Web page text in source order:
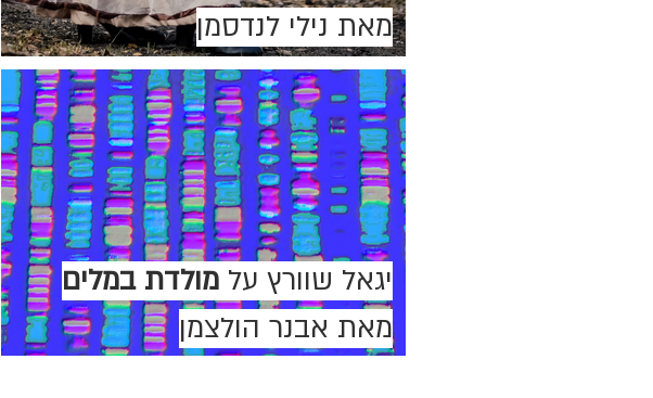
יגאל שוורץ על מולדת במלים
מאת אבנר הולצמן
מאת נילי לנדסמן